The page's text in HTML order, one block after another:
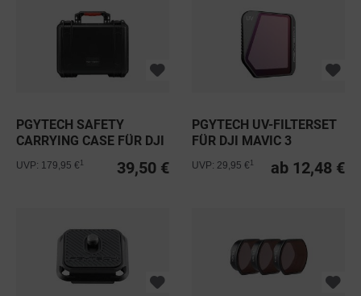
PGYTECH SAFETY
CARRYING CASE FÜR DJI
39,50 €
UVP: 179,95 €
PGYTECH UV-FILTERSET
FÜR DJI MAVIC 3
ab 12,48 €
UVP: 29,95 €